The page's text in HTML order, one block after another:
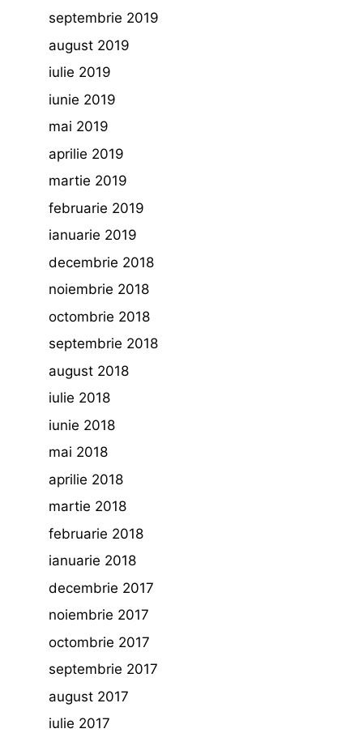
septembrie 2019
august 2019
iulie 2019
iunie 2019
mai 2019
aprilie 2019
martie 2019
februarie 2019
ianuarie 2019
decembrie 2018
noiembrie 2018
octombrie 2018
septembrie 2018
august 2018
iulie 2018
iunie 2018
mai 2018
aprilie 2018
martie 2018
februarie 2018
ianuarie 2018
decembrie 2017
noiembrie 2017
octombrie 2017
septembrie 2017
august 2017
iulie 2017